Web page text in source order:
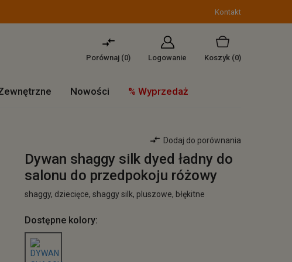
Kontakt
Porównaj (0) Logowanie Koszyk (0)
Nowości % Wyprzedaż
Dodaj do porównania
Dywan shaggy silk dyed ładny do
salonu do przedpokoju różowy
shaggy, dziecięce, shaggy silk, pluszowe, błękitne
Dostępne kolory: